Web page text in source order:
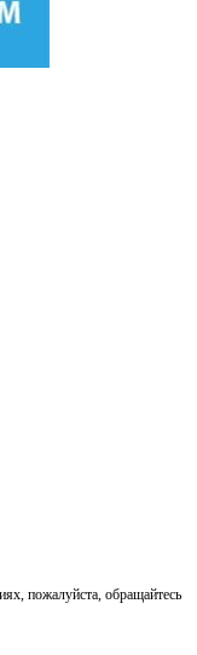
пожалуйста, обращайтесь